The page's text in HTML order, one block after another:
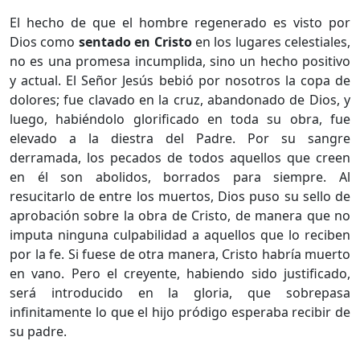
El hecho de que el hombre regenerado es visto por
Dios como sentado en Cristoen los lugares celestiales,
no es una promesa incumplida, sino un hecho positivo
y actual. El Señor Jesús bebió por nosotros la copa de
dolores; fue clavado en la cruz, abandonado de Dios, y
luego, habiéndolo glorificado en toda su obra, fue
elevado a la diestra del Padre. Por su sangre
derramada, los pecados de todos aquellos que creen
en él son abolidos, borrados para siempre. Al
resucitarlo de entre los muertos, Dios puso su sello de
aprobación sobre la obra de Cristo, de manera que no
imputa ninguna culpabilidad a aquellos que lo reciben
por la fe. Si fuese de otra manera, Cristo habría muerto
en vano. Pero el creyente, habiendo sido justificado,
será introducido en la gloria, que sobrepasa
infinitamente lo que el hijo pródigo esperaba recibir de
su padre.